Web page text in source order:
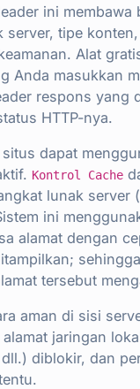
ini membawa
server, tipe
Alat
Anda masukkan
respons yang
HTTP-nya.
dapat
Kontrol Cache
lunak server (
ini
alamat dengan
tersebut
aman di sisi
jaringan
dll.) diblokir, dan